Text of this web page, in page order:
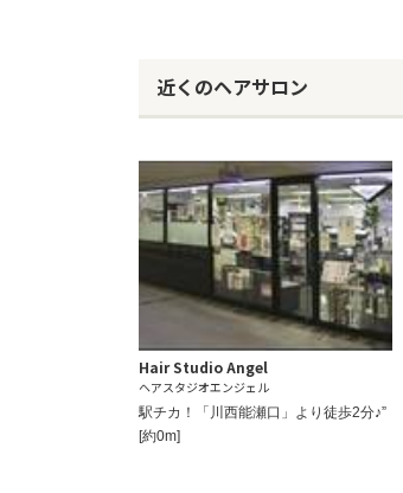
近くのヘアサロン
Hair Studio Angel
ヘアスタジオエンジェル
駅チカ！「川西能瀬口」より徒歩2分♪”
[約0m]